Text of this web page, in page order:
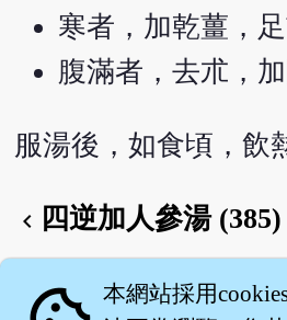
寒者，加乾薑，
腹滿者，去朮，加
服湯後，如食頃，飲
chevron_left 四逆加人參湯 (385)
English version
本網站採用